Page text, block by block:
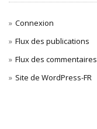
Connexion
Flux des publications
Flux des commentaires
Site de WordPress-FR